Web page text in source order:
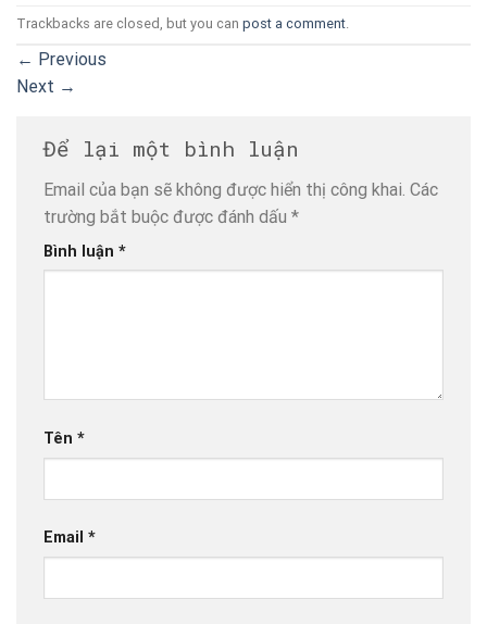
Trackbacks are closed, but you can post a comment.
← Previous
Next →
Để lại một bình luận
Email của bạn sẽ không được hiển thị công khai. Các
trường bắt buộc được đánh dấu *
Bình luận *
Tên *
Email *